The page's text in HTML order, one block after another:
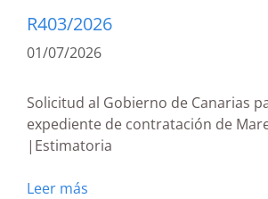
R403/2026
01/07/2026
Solicitud al Gobierno de Canarias
expediente de contratación de
|Estimatoria
Leer más